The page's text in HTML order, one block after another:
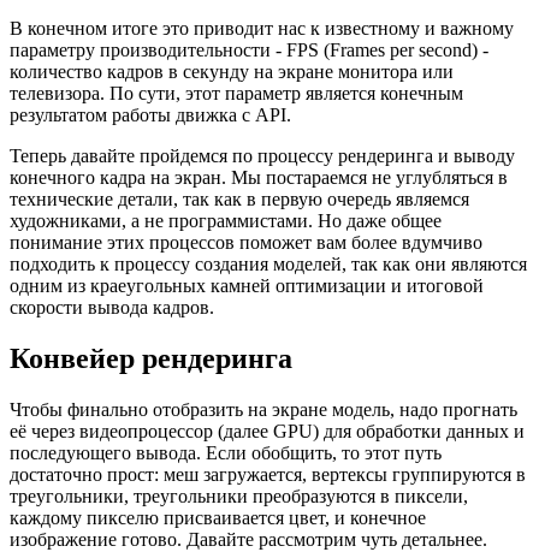
В конечном итоге это приводит нас к известному и важному
параметру производительности - FPS (Frames per second) -
количество кадров в секунду на экране монитора или
телевизора. По сути, этот параметр является конечным
результатом работы движка с API.
Теперь давайте пройдемся по процессу рендеринга и выводу
конечного кадра на экран. Мы постараемся не углубляться в
технические детали, так как в первую очередь являемся
художниками, а не программистами. Но даже общее
понимание этих процессов поможет вам более вдумчиво
подходить к процессу создания моделей, так как они являются
одним из краеугольных камней оптимизации и итоговой
скорости вывода кадров.
Конвейер рендеринга
Чтобы финально отобразить на экране модель, надо прогнать
её через видеопроцессор (далее GPU) для обработки данных и
последующего вывода. Если обобщить, то этот путь
достаточно прост: меш загружается, вертексы группируются в
треугольники, треугольники преобразуются в пиксели,
каждому пикселю присваивается цвет, и конечное
изображение готово. Давайте рассмотрим чуть детальнее.